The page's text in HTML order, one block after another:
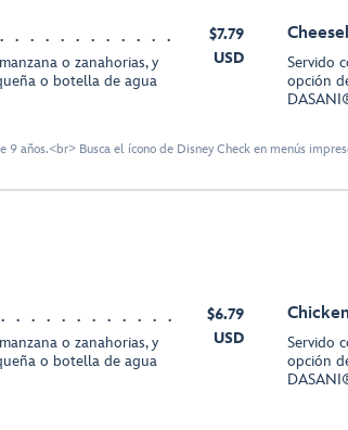
o zanahorias, y
o botella de agua
$7.79
USD
Servido
opción
9 años.<br> Busca el ícono de Disney Check en menús
o zanahorias, y
o botella de agua
$6.79
USD
Servido
opción